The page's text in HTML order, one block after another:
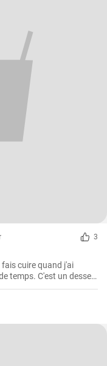
3
cuire quand j'ai
temps. C'est un dessert